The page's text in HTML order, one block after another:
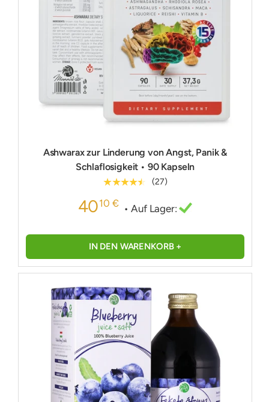
Ashwarax zur Linderung von Angst, Panik &
Schlaflosigkeit • 90 Kapseln
★★★★★ (27)
4010 € • Auf Lager:
IN DEN WARENKORB +